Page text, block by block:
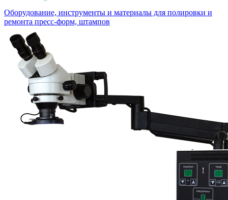
Оборудование, инструменты и материалы для полировки и
ремонта пресс-форм, штампов